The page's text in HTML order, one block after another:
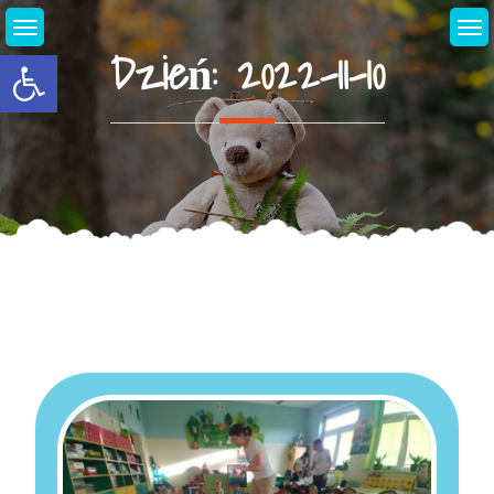
Open toolbar
Skip
to
content
Dzień:2022-11-10